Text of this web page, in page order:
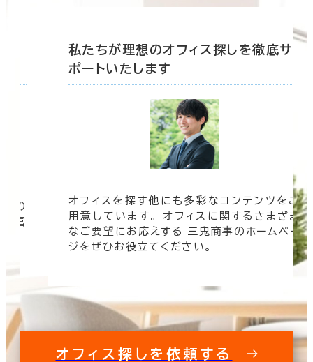
の
豊富
私たちが理想のオフィス探しを徹底サ
ポートいたします
オフィスを探す他にも多彩なコンテンツをご
用意しています。 オフィスに関するさまざま
なご要望にお応えする 三鬼商事のホームペー
ジをぜひお役立てください。
オフィス探しを依頼する